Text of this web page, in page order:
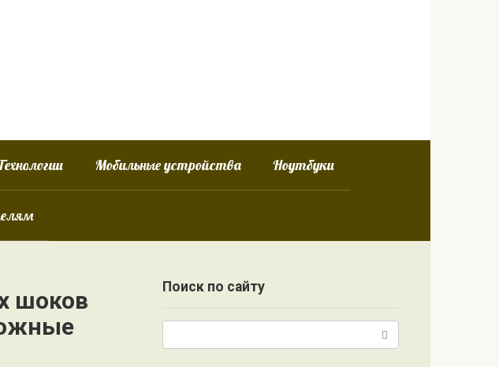
Мобильные устройства Ноутбуки
шоков
Поиск по сайту